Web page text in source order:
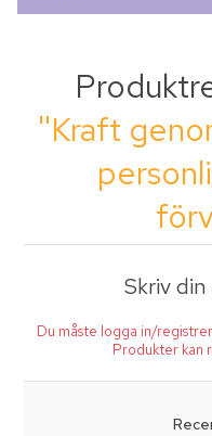
Kraft
Skriv
Du måste logga in/
Produkter kan